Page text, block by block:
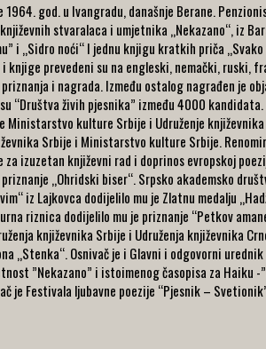
je 1964. god. u Ivangradu, današnje Berane.
stvaralaca i umjetnika „Nekazano“, iz
i „Sidro noći“ I jednu knjigu kratkih priča
knjige prevedeni su na engleski, nemački, ruski,
i nagrada. Između ostalog nagrađen je
“Društva živih pjesnika” između 4000
Ministarstvo kulture Srbije i Udruženje
Srbije i Ministarstvo kulture Srbije.
za izuzetan književni rad i doprinos evropskoj
„Ohridski biser“. Srpsko akademsko
iz Lajkovca dodijelilo mu je Zlatnu medalju
riznica dodijelilo mu je priznanje “Petkov
književnika Srbije i Udruženja književnika
„Stenka“. Osnivač je i Glavni i odgovorni
”Nekazano” i istoimenog časopisa za Haiku -
je Festivala ljubavne poezije “Pjesnik –